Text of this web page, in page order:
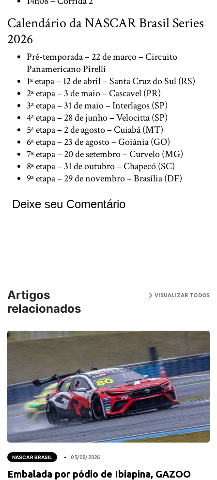
Calendário da NASCAR Brasil Series
2026
Pré-temporada – 22 de março – Circuito
Panamericano Pirelli
1ª etapa – 12 de abril – Santa Cruz do Sul (RS)
2ª etapa – 3 de maio – Cascavel (PR)
3ª etapa – 31 de maio – Interlagos (SP)
4ª etapa – 28 de junho – Velocitta (SP)
5ª etapa – 2 de agosto – Cuiabá (MT)
6ª etapa – 23 de agosto – Goiânia (GO)
7ª etapa – 20 de setembro – Curvelo (MG)
8ª etapa – 31 de outubro – Chapecó (SC)
9ª etapa – 29 de novembro – Brasília (DF)
Deixe seu Comentário
Artigos
relacionados
VISUALIZAR TODOS
NASCAR BRASIL 05/08/2026
Embalada por pódio de Ibiapina, GAZOO